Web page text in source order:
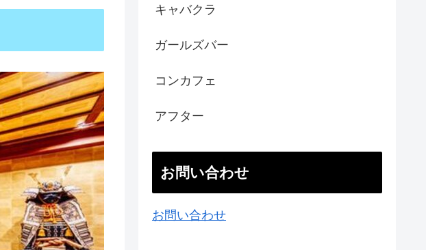
キャバクラ
ガールズバー
コンカフェ
アフター
お問い合わせ
お問い合わせ